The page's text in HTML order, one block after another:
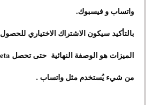
واتساب و فيسبوك.
بالتأكيد سيكون الاشتراك الاختياري
من شيء يُستخدم مثل واتساب .